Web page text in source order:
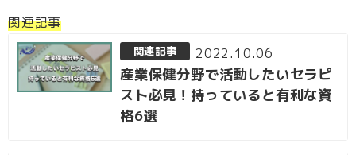
関連記事
産業保健分野で活動したいセラピ
スト必見！持っていると有利な資
格6選
2022.10.06